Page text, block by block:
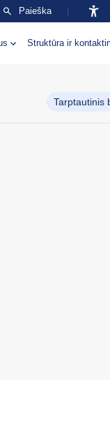
Paieška
Struktūra ir
Tarptautinis